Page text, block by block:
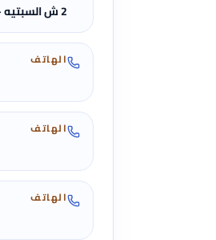
2 ش السبتيه - ميدان رمسيس
الهاتف
الهاتف
الهاتف